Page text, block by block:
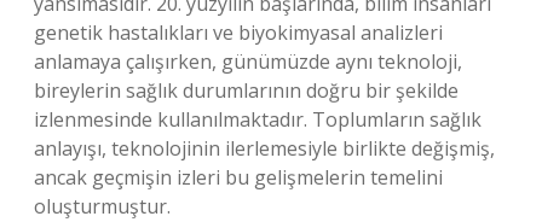
genetik hastalıkları ve biyokimyasal analizleri
anlamaya çalışırken, günümüzde aynı teknoloji,
bireylerin sağlık durumlarının doğru bir şekilde
izlenmesinde kullanılmaktadır. Toplumların sağlık
anlayışı, teknolojinin ilerlemesiyle birlikte değişmiş,
ancak geçmişin izleri bu gelişmelerin temelini
oluşturmuştur.